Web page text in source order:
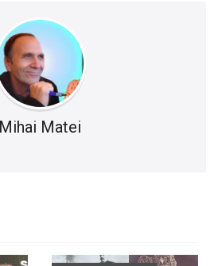
Mihai Matei